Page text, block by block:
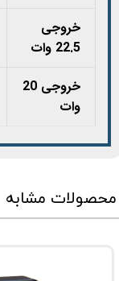
خروجی
22.5 وات
خروجی 20
وات
محصولات مشابه